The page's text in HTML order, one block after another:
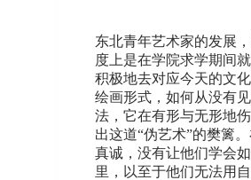
东北青年艺术家的发展
度上是在学院求学期间
积极地去对应今天的文
绘画形式，如何从没有
法，它在有形与无形地
出这道“伪艺术”的樊篱
真诚，没有让他们学会
里，以至于他们无法用